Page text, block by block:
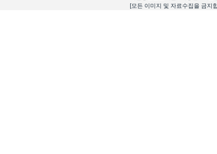
[모든 이미지 및 자료수집을 금지